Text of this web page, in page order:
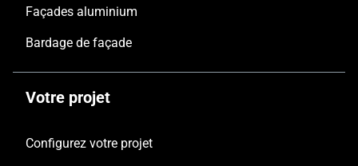
Façades aluminium
Bardage de façade
Votre projet
Configurez votre projet